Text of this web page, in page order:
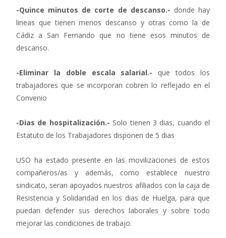
-Quince minutos de corte de descanso.- donde hay
lineas que tienen menos descanso y otras como la de
Cádiz a San Fernando que no tiene esos minutos de
descanso.
-Eliminar la doble escala salarial.- que todos los
trabajadores que se incorporan cobren lo reflejado en el
Convenio
-Dias de hospitalización.- Solo tienen 3 dias, cuando el
Estatuto de los Trabajadores disponen de 5 dias
USO ha estado presente en las movilizaciones de estos
compañeros/as y además, como establece nuestro
sindicato, seran apoyados nuestros afiliados con la caja de
Resistencia y Solidaridad en los dias de Huelga, para que
puedan defender sus derechos laborales y sobre todo
mejorar las condiciones de trabajo.